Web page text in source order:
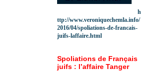
h
ttp://www.veroniquechemla.info/
2016/04/spoliations-de-francais-
juifs-laffaire.html
Spoliations de Français
juifs : l’affaire Tanger